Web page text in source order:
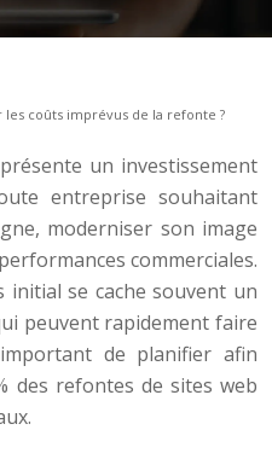
coûts imprévus de la refonte ?
un investissement
entreprise souhaitant
moderniser son image
commerciales.
initial se cache souvent un
peuvent rapidement faire
de planifier afin
des refontes de sites web